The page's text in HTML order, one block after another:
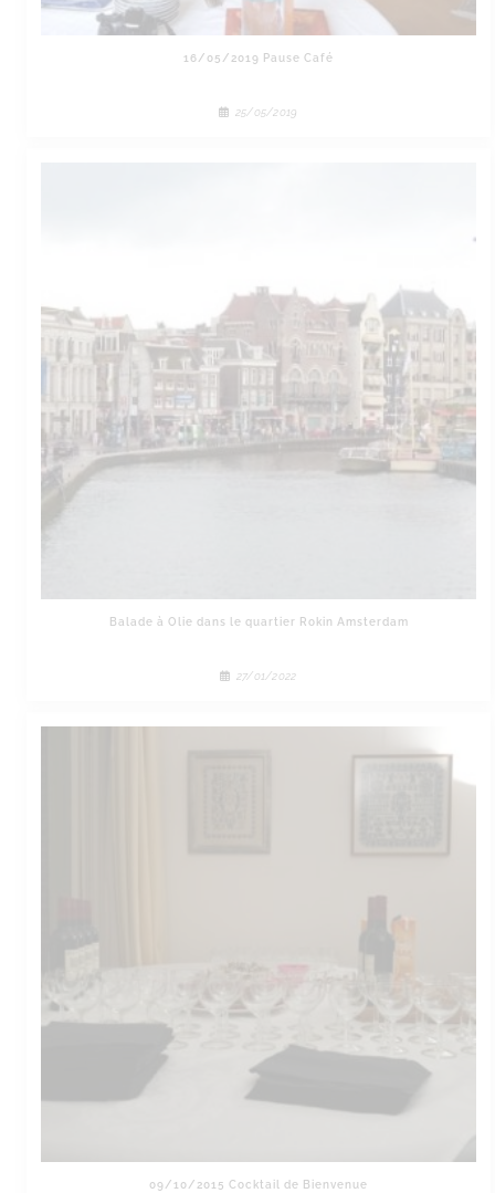
16/05/2019 Pause Café
25/05/2019
Balade à Olie dans le quartier Rokin Amsterdam
27/01/2022
09/10/2015 Cocktail de Bienvenue